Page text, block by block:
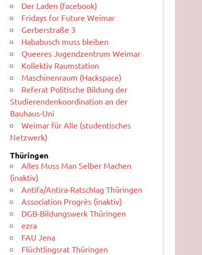
Der Laden (facebook)
Fridays for Future Weimar
Gerberstraße 3
Hababusch muss bleiben
Queeres Jugendzentrum Weimar
Kollektiv Raumstation
Maschinenraum (Hackspace)
Referat Politische Bildung der
Studierendenkoordination an der
Bauhaus-Uni
Weimar für Alle (studentisches
Netzwerk)
Thüringen
Alles Muss Man Selber Machen
(inaktiv)
Antifa/Antira-Ratschlag Thüringen
Association Progrès (inaktiv)
DGB-Bildungswerk Thüringen
ezra
FAU Jena
Flüchtlingsrat Thüringen